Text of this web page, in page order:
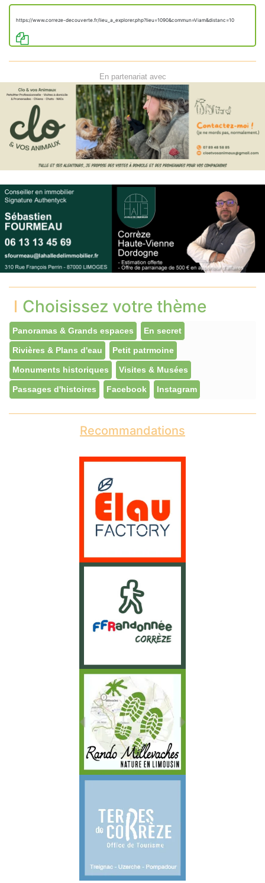
https://www.correze-decouverte.fr/lieu_a_explorer.php?lieu=1090&commun=Viam&distanc=10
En partenariat avec
Choisissez votre thème
Panoramas & Grands espaces En secret
Rivières & Plans d'eau Petit patrmoine
Monuments historiques Visites & Musées
Passages d'histoires Facebook Instagram
Recommandations